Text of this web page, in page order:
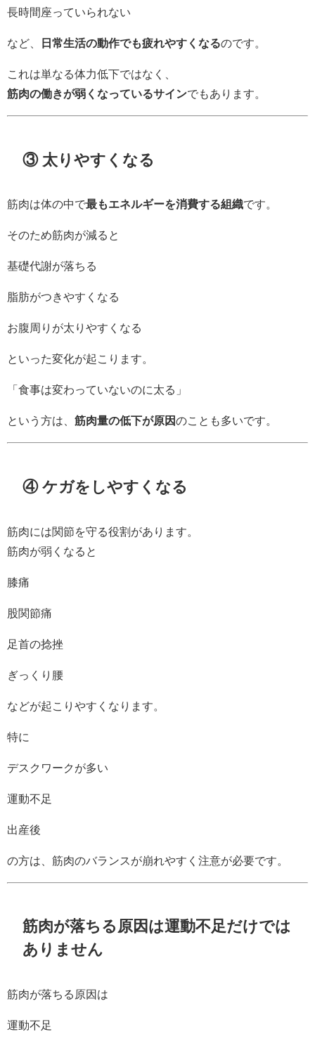
長時間座っていられない
など、 日常生活の動作でも疲れやすくなるのです。
これは単なる体力低下ではなく、
筋肉の働きが弱くなっているサインでもあります。
③ 太りやすくなる
筋肉は体の中で最もエネルギーを消費する組織です。
そのため筋肉が減ると
基礎代謝が落ちる
脂肪がつきやすくなる
お腹周りが太りやすくなる
といった変化が起こります。
「食事は変わっていないのに太る」
という方は、 筋肉量の低下が原因のことも多いです。
④ ケガをしやすくなる
筋肉には関節を守る役割があります。
筋肉が弱くなると
膝痛
股関節痛
足首の捻挫
ぎっくり腰
などが起こりやすくなります。
特に
デスクワークが多い
運動不足
出産後
の方は、筋肉のバランスが崩れやすく注意が必要です。
筋肉が落ちる原因は運動不足だけでは
ありません
筋肉が落ちる原因は
運動不足